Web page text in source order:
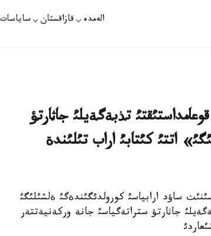
الەمدە قازاقستان ساياسات
تذبةگةيلئ جاثارتؤ
اتتئ كئتابئ اراب تئلئندة
ساؤد ارابياسئ كورولدئگئندةگئ ةلشئلئگئ
جاثارتؤ ستراتةگياسئ جانة وركةنيةتتةر